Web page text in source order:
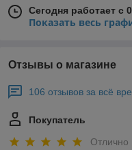
Сегодня работает с
Показать весь
Отзывы о магазине
106 отзывов за всё
Покупатель
Отлично